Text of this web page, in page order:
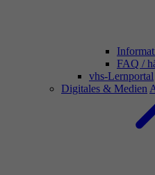
FAQ /
vhs-Lernportal
Digitales & Medien